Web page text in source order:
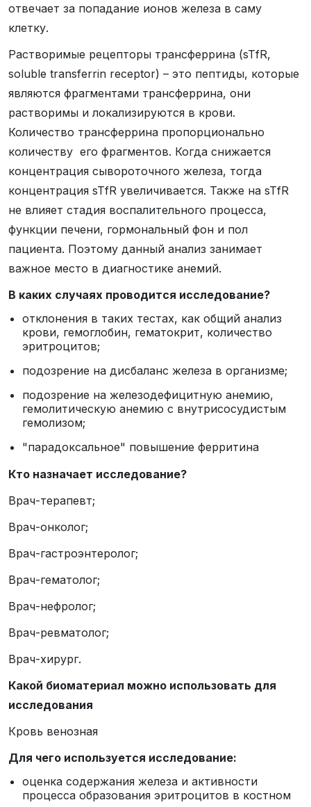
отвечает за попадание ионов железа в саму
клетку.
Растворимые рецепторы трансферрина (sTfR,
soluble transferrin receptor) – это пептиды, которые
являются фрагментами трансферрина, они
растворимы и локализируются в крови.
Количество трансферрина пропорционально
количеству его фрагментов. Когда снижается
концентрация сывороточного железа, тогда
концентрация sTfR увеличивается. Также на sTfR
не влияет стадия воспалительного процесса,
функции печени, гормональный фон и пол
пациента. Поэтому данный анализ занимает
важное место в диагностике анемий.
В каких случаях проводится исследование?
отклонения в таких тестах, как общий анализ
крови, гемоглобин, гематокрит, количество
эритроцитов;
подозрение на дисбаланс железа в организме;
подозрение на железодефицитную анемию,
гемолитическую анемию с внутрисосудистым
гемолизом;
"парадоксальное" повышение ферритина
Кто назначает исследование?
Врач-терапевт;
Врач-онколог;
Врач-гастроэнтеролог;
Врач-гематолог;
Врач-нефролог;
Врач-ревматолог;
Врач-хирург.
Какой биоматериал можно использовать для
исследования
Кровь венозная
Для чего используется исследование:
оценка содержания железа и активности
процесса образования эритроцитов в костном